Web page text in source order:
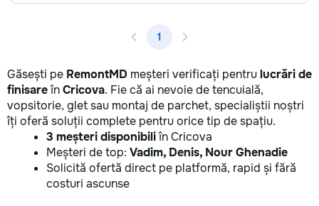
1
Găsești pe RemontMD meșteri verificați pentrulucrări de
finisareînCricova. Fie că ai nevoie de tencuială,
vopsitorie, glet sau montaj de parchet, specialiștii noștri
îți oferă soluții complete pentru orice tip de spațiu.
3 meșteri disponibiliîn Cricova
Meșteri de top: Vadim, Denis, Nour Ghenadie
Solicită ofertă direct pe platformă, rapid și fără
costuri ascunse